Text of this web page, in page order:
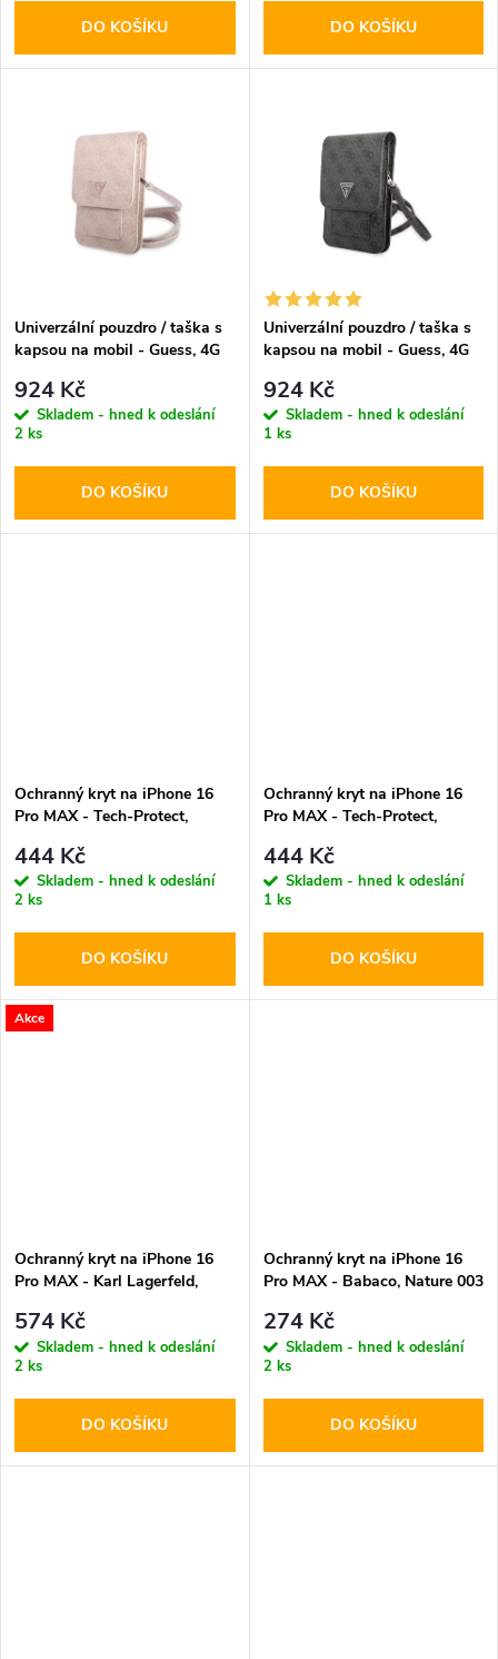
d
o
d
DO KOŠÍKU DO KOŠÍKU
Univerzální pouzdro / taška s
kapsou na mobil - Guess, 4G
924 Kč
Skladem - hned k odeslání
2 ks
DO KOŠÍKU
Univerzální pouzdro / taška s
kapsou na mobil - Guess, 4G
924 Kč
Skladem - hned k odeslání
1 ks
DO KOŠÍKU
Ochranný kryt na iPhone 16
Pro MAX - Tech-Protect,
444 Kč
Skladem - hned k odeslání
2 ks
DO KOŠÍKU
Ochranný kryt na iPhone 16
Pro MAX - Tech-Protect,
444 Kč
Skladem - hned k odeslání
1 ks
DO KOŠÍKU
Akce
Ochranný kryt na iPhone 16
Pro MAX - Karl Lagerfeld,
574 Kč
Skladem - hned k odeslání
2 ks
DO KOŠÍKU
Ochranný kryt na iPhone 16
Pro MAX - Babaco, Nature 003
274 Kč
Skladem - hned k odeslání
2 ks
DO KOŠÍKU